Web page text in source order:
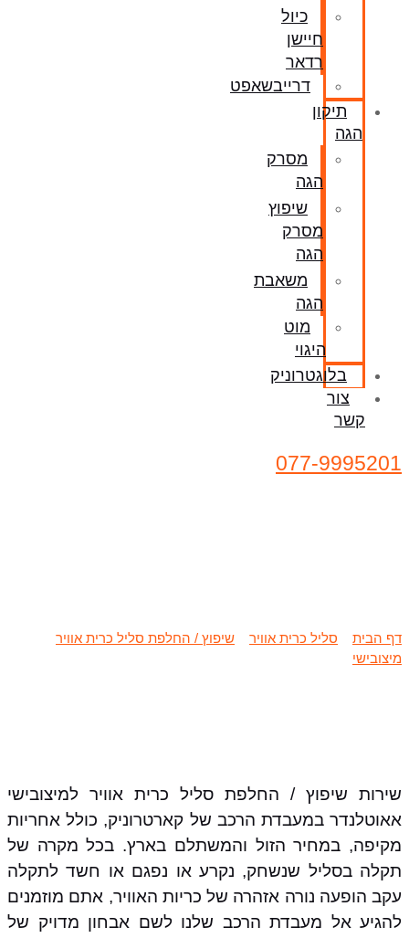
כיול
חיישן
רדאר
דרייבשאפט
תיקון
הגה
מסרק
הגה
שיפוץ
מסרק
הגה
משאבת
הגה
מוט
היגוי
בלוגטרוניק
צור
קשר
077-9995201
דף הבית סליל כרית אוויר
שיפוץ / החלפת סליל כרית אוויר
מיצובישי
שירות שיפוץ / החלפת סליל כרית אוויר למיצובישי
אאוטלנדר במעבדת הרכב של קארטרוניק, כולל אחריות
מקיפה, במחיר הזול והמשתלם בארץ. בכל מקרה של
תקלה בסליל שנשחק, נקרע או נפגם או חשד לתקלה
עקב הופעה נורה אזהרה של כריות האוויר, אתם מוזמנים
להגיע אל מעבדת הרכב שלנו לשם אבחון מדויק של